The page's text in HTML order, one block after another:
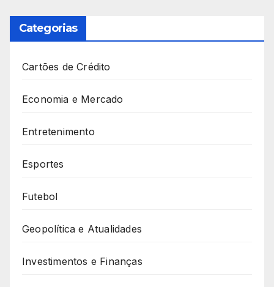
Categorias
Cartões de Crédito
Economia e Mercado
Entretenimento
Esportes
Futebol
Geopolítica e Atualidades
Investimentos e Finanças